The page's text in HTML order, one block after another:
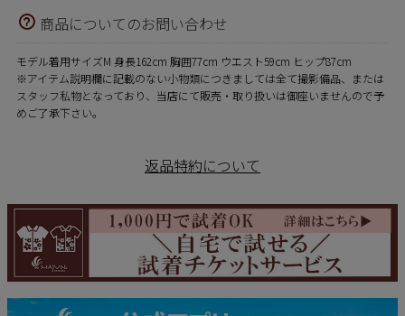
商品についてのお問い合わせ
モデル着用サイズM 身長162cm 胸囲77cm ウエスト59cm ヒップ87cm
※アイテム説明欄に記載のない小物類につきましては全て撮影備品、または
スタッフ私物となっており、当店にて販売・取り扱いは御座いませんので予
めご了承下さい。
返品特約について